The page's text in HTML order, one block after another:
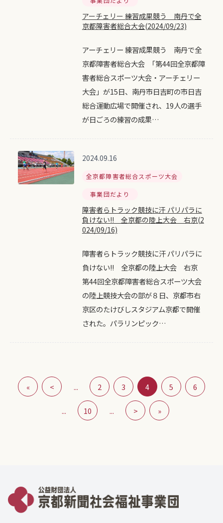
アーチェリー 練習成果競う 南丹で全
京都障害者総合大会(2024/09/23)
アーチェリー 練習成果競う 南丹で全
京都障害者総合大会 ｢第44回全京都障
害者総合スポーツ大会・アーチェリー
大会」が15日、南丹市日吉町の市日吉
総合運動広場で開催され、19人の選手
が日ごろの練習の成果…
2024.09.16
全京都障害者総合スポーツ大会
事業団だより
障害者らトラック競技に汗 パリパラに
負けない!! 全京都の陸上大会 右京(2
024/09/16)
障害者らトラック競技に汗 パリパラに
負けない!! 全京都の陸上大会 右京
第44回全京都障害者総合スポーツ大会
の陸上競技大会の部が８日、京都市右
京区のたけびしスタジアム京都で開催
された。パラリンピック…
« < ... 2 3 4 5 6
... 10 ... > »